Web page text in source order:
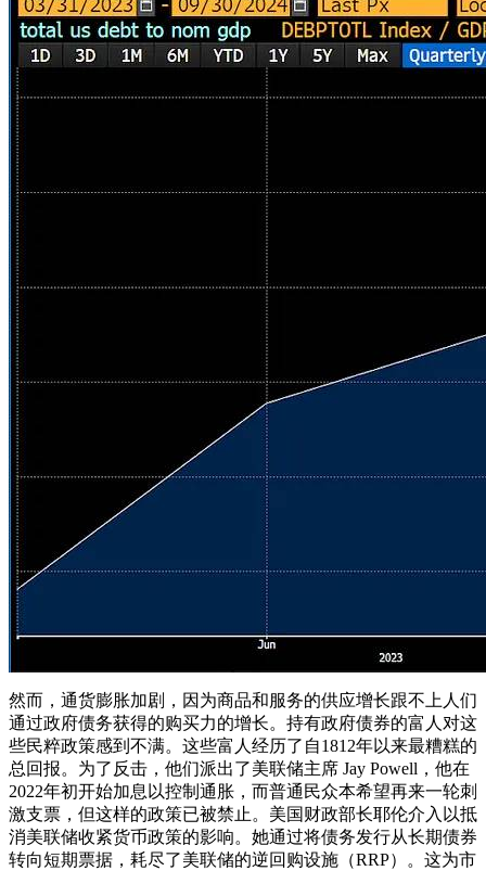
然而，通货膨胀加剧，因为商品和服务的供应增长跟不上人们
通过政府债务获得的购买力的增长。持有政府债券的富人对这
些民粹政策感到不满。这些富人经历了自1812年以来最糟糕的
总回报。为了反击，他们派出了美联储主席 Jay Powell，他在
2022年初开始加息以控制通胀，而普通民众本希望再来一轮刺
激支票，但这样的政策已被禁止。美国财政部长耶伦介入以抵
消美联储收紧货币政策的影响。她通过将债务发行从长期债券
转向短期票据，耗尽了美联储的逆回购设施（RRP）。这为市